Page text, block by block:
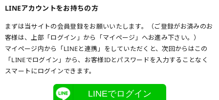
LINEアカウントをお持ちの方
まずは当サイトの会員登録をお願いいたします。（ご登録がお済みのお
客様は、上部「ログイン」から「マイページ」へお進み下さい。）
マイページ内から「LINEと連携」をしていただくと、次回からはこの
「LINEでログイン」から、お客様IDとパスワードを入力することなく
スマートにログインできます。
LINEでログイン